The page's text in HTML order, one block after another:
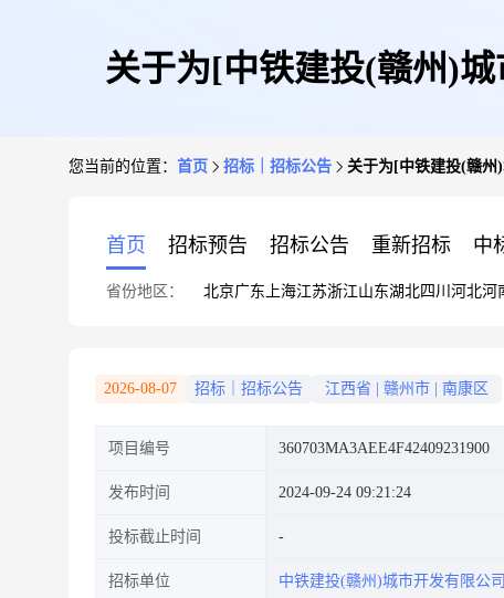
关于为[中铁建投(赣州)
您当前的位置： 首页 招标｜招标公告 关于为[中铁建投(赣
首页 招标预告 招标公告 重新招标 中
省份地区： 北京广东 上海江苏浙江山东湖北四川 河北河
2026-08-07 招标｜招标公告 江西省 赣州市 南康区
项目编号 360703MA3AEE4F42409231900
发布时间 2024-09-24 09:21:24
投标截止时间
招标单位 中铁建投(赣州)城市开发有限公司